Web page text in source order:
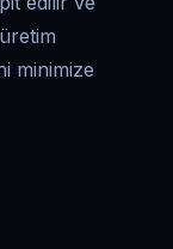
minimize